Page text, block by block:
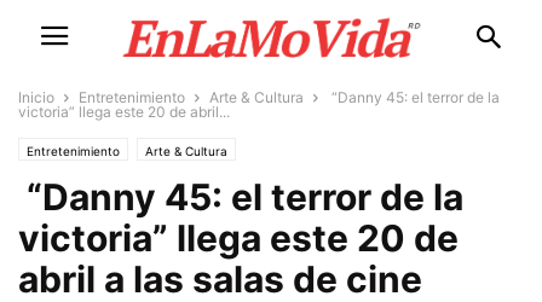
Inicio Entretenimiento Arte & Cultura
“Danny 45: el terror de la
victoria” llega este 20 de abril...
Entretenimiento Arte & Cultura
“Danny 45: el terror de la
victoria” llega este 20 de
abril a las salas de cine